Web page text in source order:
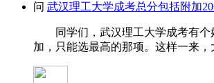
问 武汉理工大学成考总分包括附加
同学们，武汉理工大学成考有个好
加，只能选最高的那项。这样一来，